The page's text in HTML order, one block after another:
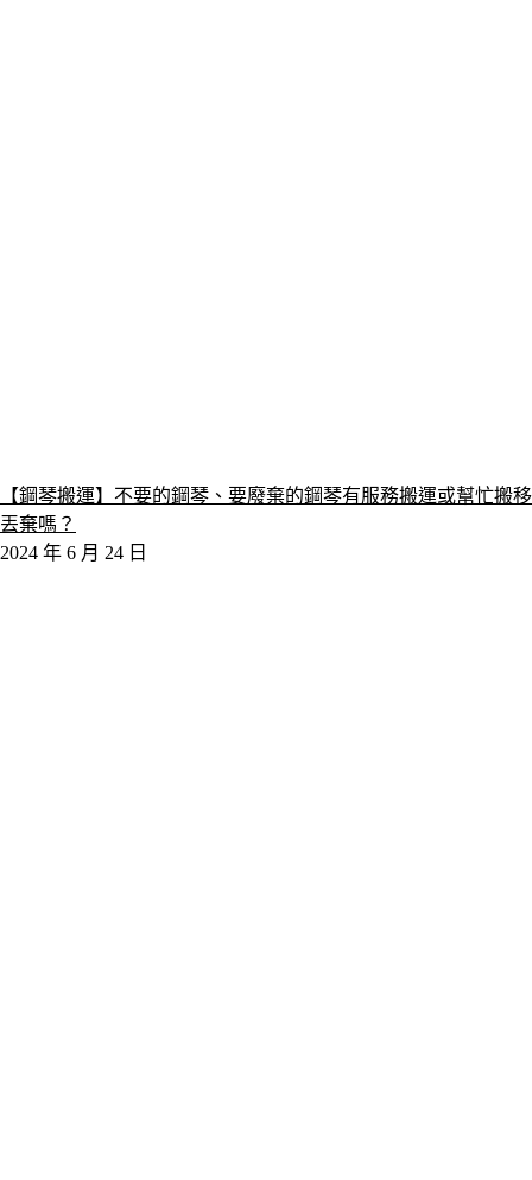
【鋼琴搬運】不要的鋼琴、要廢棄的鋼琴有服務搬運或幫忙搬移
丟棄嗎？
2024 年 6 月 24 日